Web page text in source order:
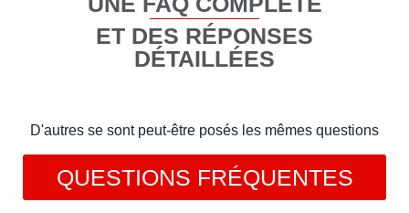
ET DES RÉPONSES
DÉTAILLÉES
D'autres se sont peut-être posés les mêmes questions
QUESTIONS FRÉQUENTES